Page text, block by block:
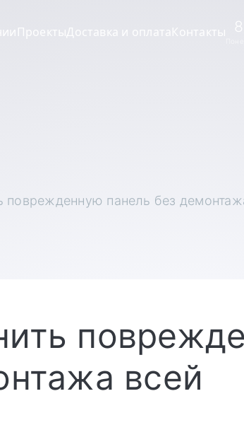
ПроектыДоставка и оплатаКонтакты
панель без
всей